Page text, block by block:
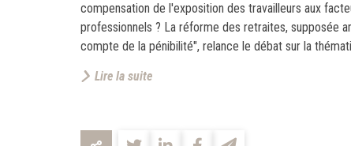
compensation de l'exposition des travailleurs aux
professionnels ? La réforme des retraites, supposée
compte de la pénibilité", relance le débat sur la
Lire la suite